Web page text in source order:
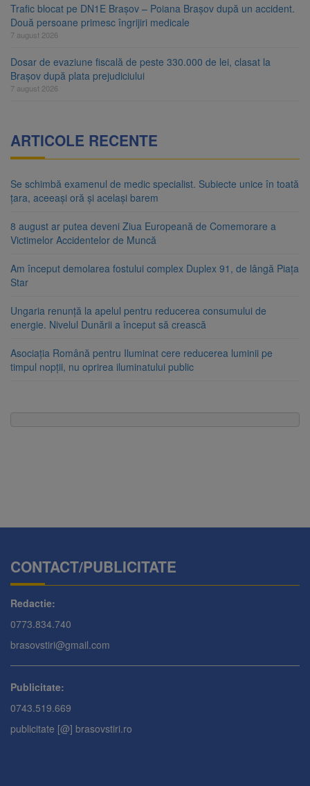
Trafic blocat pe DN1E Brașov – Poiana Brașov după un accident.
Două persoane primesc îngrijiri medicale
7 august 2026
Dosar de evaziune fiscală de peste 330.000 de lei, clasat la
Brașov după plata prejudiciului
7 august 2026
ARTICOLE RECENTE
Se schimbă examenul de medic specialist. Subiecte unice în toată
țara, aceeași oră și același barem
8 august ar putea deveni Ziua Europeană de Comemorare a
Victimelor Accidentelor de Muncă
Am început demolarea fostului complex Duplex 91, de lângă Piața
Star
Ungaria renunță la apelul pentru reducerea consumului de
energie. Nivelul Dunării a început să crească
Asociația Română pentru Iluminat cere reducerea luminii pe
timpul nopții, nu oprirea iluminatului public
CONTACT/PUBLICITATE
Redactie:
0773.834.740
brasovstiri@gmail.com
Publicitate:
0743.519.669
publicitate [@] brasovstiri.ro